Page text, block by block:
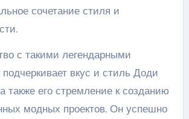
сочетание стиля и
с такими легендарными
вкус и стиль Доди
также его стремление к созданию
модных проектов. Он успешно